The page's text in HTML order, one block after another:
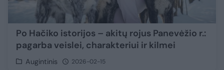
Po Hačiko istorijos – akitų rojus Panevėžio r.:
pagarba veislei, charakteriui ir kilmei
Augintinis 2026-02-15